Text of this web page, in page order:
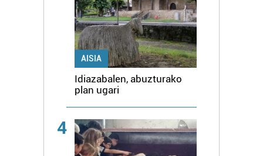
AISIA
Idiazabalen, abuzturako
plan ugari
4